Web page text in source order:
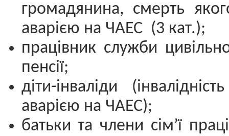
громадянина, смерть
аварією на ЧАЕС (3 кат.);
працівник служби
пенсії;
діти-інваліди
аварією на ЧАЕС);
батьки та члени сім’ї